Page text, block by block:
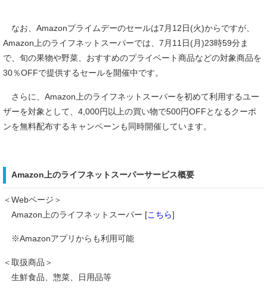
なお、Amazonプライムデーのセールは7月12日(火)からですが、
Amazon上のライフネットスーパーでは、7月11日(月)23時59分ま
で、旬の果物や野菜、おすすめのプライベート商品などの対象商品を
30％OFFで提供するセールを開催中です。
さらに、Amazon上のライフネットスーパーを初めて利用するユー
ザーを対象として、4,000円以上の買い物で500円OFFとなるクーポ
ンを無料配布するキャンペーンも同時開催しています。
Amazon上のライフネットスーパーサービス概要
＜Webページ＞
Amazon上のライフネットスーパー [こちら]
※Amazonアプリからも利用可能
＜取扱商品＞
生鮮食品、惣菜、日用品等